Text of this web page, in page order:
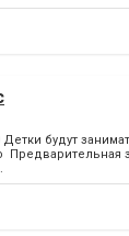
будут
Предварительная